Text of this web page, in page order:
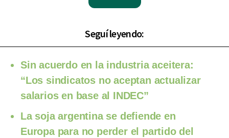
Seguí leyendo:
Sin acuerdo en la industria aceitera:
“Los sindicatos no aceptan actualizar
salarios en base al INDEC”
La soja argentina se defiende en
Europa para no perder el partido del